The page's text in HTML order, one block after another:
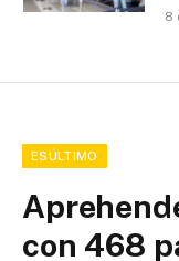
8
ESÚLTIMO
con 468